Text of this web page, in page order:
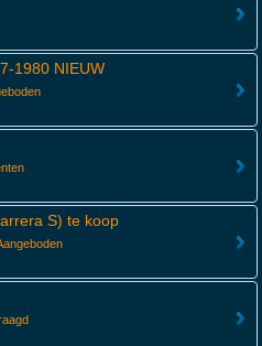
1980 NIEUW
S) te koop